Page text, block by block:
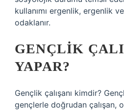
kullanımı ergenlik, ergenlik
odaklanır.
GENÇLIK
YAPAR?
Gençlik çalışanı kimdir?
gençlerle doğrudan çalışan,